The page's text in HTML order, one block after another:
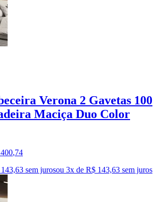
Verona 2 Gavetas 100
Maciça Duo Color
400,74
sem jurosou 3x de R$ 143,63 sem juros